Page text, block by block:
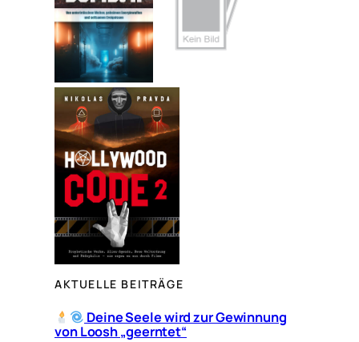
AKTUELLE BEITRÄGE
Deine Seele wird zur Gewinnung
von Loosh „geerntet“